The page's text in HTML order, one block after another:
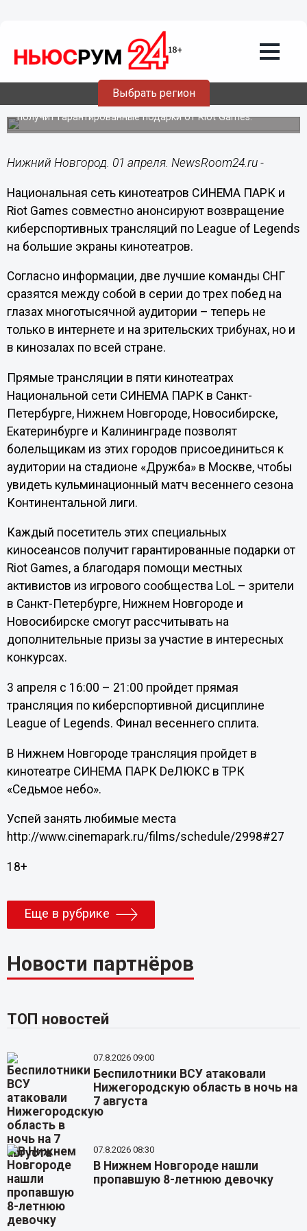
Выбрать регион
Прямая трансляция по
киберспортивной дисциплине League
of Legends пройдет в Нижнем
Новгороде
Каждый посетитель этих специальных киносеансов
получит гарантированные подарки от Riot Games.
Нижний Новгород. 01 апреля. NewsRoom24.ru -
Национальная сеть кинотеатров СИНЕМА ПАРК и
Riot Games совместно анонсируют возвращение
киберспортивных трансляций по League of Legends
на большие экраны кинотеатров.
Согласно информации, две лучшие команды СНГ
сразятся между собой в серии до трех побед на
глазах многотысячной аудитории – теперь не
только в интернете и на зрительских трибунах, но и
в кинозалах по всей стране.
Прямые трансляции в пяти кинотеатрах
Национальной сети СИНЕМА ПАРК в Санкт-
Петербурге, Нижнем Новгороде, Новосибирске,
Екатеринбурге и Калининграде позволят
болельщикам из этих городов присоединиться к
аудитории на стадионе «Дружба» в Москве, чтобы
увидеть кульминационный матч весеннего сезона
Континентальной лиги.
Каждый посетитель этих специальных
киносеансов получит гарантированные подарки от
Riot Games, а благодаря помощи местных
активистов из игрового сообщества LoL – зрители
в Санкт-Петербурге, Нижнем Новгороде и
Новосибирске смогут рассчитывать на
дополнительные призы за участие в интересных
конкурсах.
3 апреля с 16:00 – 21:00 пройдет прямая
трансляция по киберспортивной дисциплине
League of Legends. Финал весеннего сплита.
В Нижнем Новгороде трансляция пройдет в
кинотеатре СИНЕМА ПАРК DеЛЮКС в ТРК
«Седьмое небо».
Успей занять любимые места
http://www.cinemapark.ru/films/schedule/2998#27
18+
Еще в рубрике
Новости партнёров
ТОП новостей
07.8.2026 09:00
Беспилотники ВСУ атаковали
Нижегородскую область в ночь на
7 августа
07.8.2026 08:30
В Нижнем Новгороде нашли
пропавшую 8-летнюю девочку